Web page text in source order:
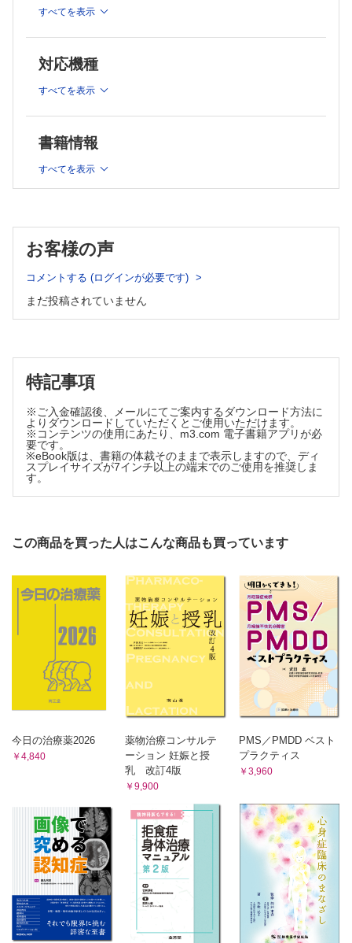
荒田尚子
若年女性の痩身志向と糖尿病治療薬・肥満症治療薬の適応外使
キズムの蔓延と医療現場の課題
援体制の構築に向けて
日本人若年女性のボディイメージの現状と心理教育的介入方法
鈴木公啓
免疫学
T細胞によるセルフとネオセルフの識別能による全身性自己免
疫疾患の発症
森 俊輔
癌・腫瘍学
連載
医師の働き方改革 ─ 取り組みの現状と課題19（最終回）
医師業務体制の本来のあるべき姿とは─ 働き方改革の本質を問
う
門脇則光
医療における生成AIとDX(11)
がん医療と行動経済学：揺らぐ意思決定に寄り添う「ナッジ」
人間社会の未来 ─ 専門家が予見する人類の行方15
これから人間はどうつきあっていけばよいのか
山極壽一
すべてを表示
対応機種
すべてを表示
書籍情報
すべてを表示
お客様の声
コメントする (ログインが必要です)
まだ投稿されていません
特記事項
※ご入金確認後、メールにてご案内するダウンロード方法に
よりダウンロードしていただくとご使用いただけます。
※コンテンツの使用にあたり、m3.com 電子書籍アプリが必
要です。
※eBook版は、書籍の体裁そのままで表示しますので、ディ
スプレイサイズが7インチ以上の端末でのご使用を推奨しま
す。
この商品を買った人はこんな商品も買っています
今日の治療薬2026
￥4,840
薬物治療コンサルテ
ーション 妊娠と授
乳 改訂4版
￥9,900
PMS／PMDD ベスト
プラクティス
￥3,960